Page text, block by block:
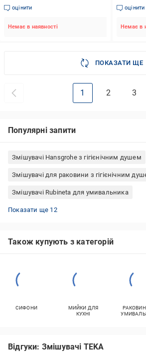
оцінити
Немає в наявності
оцінити
Немає в
ПОКАЗАТИ ЩЕ
1 2 3
Популярні запити
Змішувачі Hansgrohe з гігієнічним душем
Змішувачі для раковини з гігієнічним
Змішувачі Rubineta для умивальника
Змішувачі білі з гнучким виливом
Настінні змішувачі бронза
Змішувачі Hansgrohe для кухні
Чеський змішувач для кухні
Змішувачі Blanco чорні
Змішувачі для ванни ретро
Змішувачі Frap латунь
Змішувачі для умивальника чорні
Змішувачі латунь бронза
Змішувачі Gappo білі
Змішувачі Bravat для кухні
Змішувачі Mixxen для кухні
Показати ще 12
Також купують з категорій
СИФОНИ
МИЙКИ ДЛЯ
КУХНІ
Відгуки: Змішувачі TEKA